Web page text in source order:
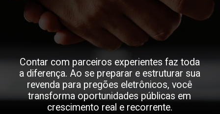
Contar com parceiros experientes faz toda
a diferença. Ao se preparar e estruturar sua
revenda para pregões eletrônicos, você
transforma oportunidades públicas em
crescimento real e recorrente.